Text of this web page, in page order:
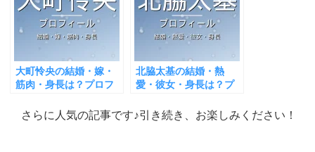
大町怜央の結婚・嫁・
筋肉・身長は？プロフ
め
北脇太基の結婚・熱
愛・彼女・身長は？プ
まとめ
さらに人気の記事です♪引き続き、お楽しみください！